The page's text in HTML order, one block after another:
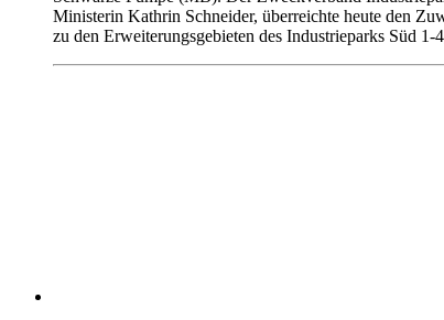
Ministerin Kathrin Schneider, überreichte heute den
zu den Erweiterungsgebieten des Industrieparks Süd